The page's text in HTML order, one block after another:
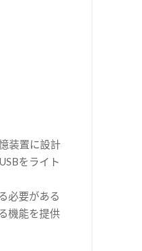
装置に設計
をライト
必要がある
機能を提供